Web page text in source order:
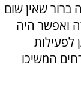
ברור שאין שום
ואפשר היה
לפעילות
המשיכו